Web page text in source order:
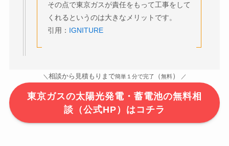
その点で東京ガスが責任をもって工事をして
くれるというのは大きなメリットです。
引用： IGNITURE
＼ 相談から見積もりまで簡単１分で完了 （無料） ／
東京ガスの太陽光発電・蓄電池の無料相
談（公式HP）はコチラ